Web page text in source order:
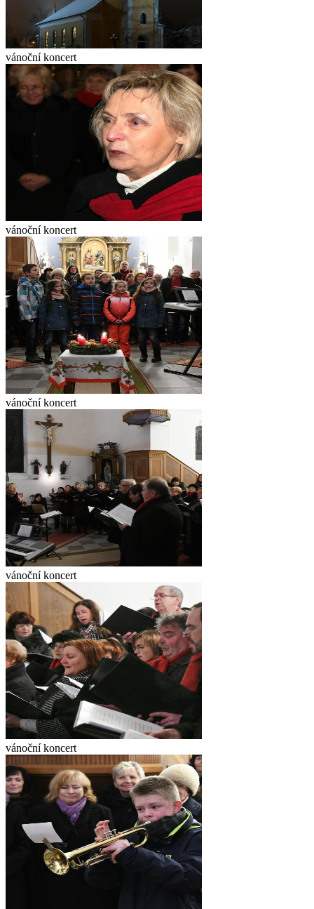
vánoční koncert
vánoční koncert
vánoční koncert
vánoční koncert
vánoční koncert